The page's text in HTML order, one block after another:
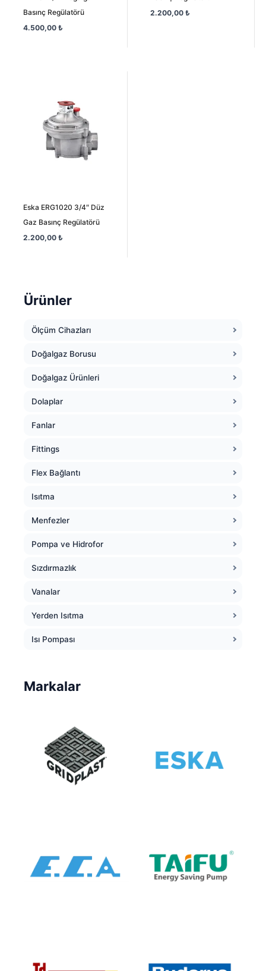
Basınç Regülatörü
4.500,00₺
2.200,00₺
Eska ERG1020 3/4″ Düz
Gaz Basınç Regülatörü
2.200,00₺
Ürünler
Ölçüm Cihazları
Doğalgaz Borusu
Doğalgaz Ürünleri
Dolaplar
Fanlar
Fittings
Flex Bağlantı
Isıtma
Menfezler
Pompa ve Hidrofor
Sızdırmazlık
Vanalar
Yerden Isıtma
Isı Pompası
Markalar